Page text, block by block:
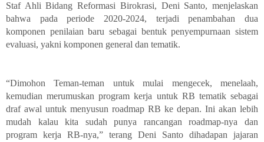
Staf Ahli Bidang Reformasi Birokrasi, Deni Santo, menjelaskan
bahwa pada periode 2020-2024, terjadi penambahan dua
komponen penilaian baru sebagai bentuk penyempurnaan sistem
evaluasi, yakni komponen general dan tematik.
“Dimohon Teman-teman untuk mulai mengecek, menelaah,
kemudian merumuskan program kerja untuk RB tematik sebagai
draf awal untuk menyusun roadmap RB ke depan. Ini akan lebih
mudah kalau kita sudah punya rancangan roadmap-nya dan
program kerja RB-nya,” terang Deni Santo dihadapan jajaran